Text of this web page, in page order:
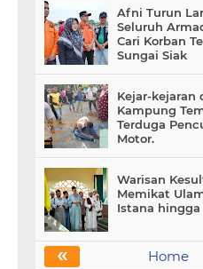
Afni Turun
Seluruh
Cari Korban
Sungai Siak
Kejar-kejaran
Kampung
Terduga
Motor.
Warisan
Memikat
Istana
« Home